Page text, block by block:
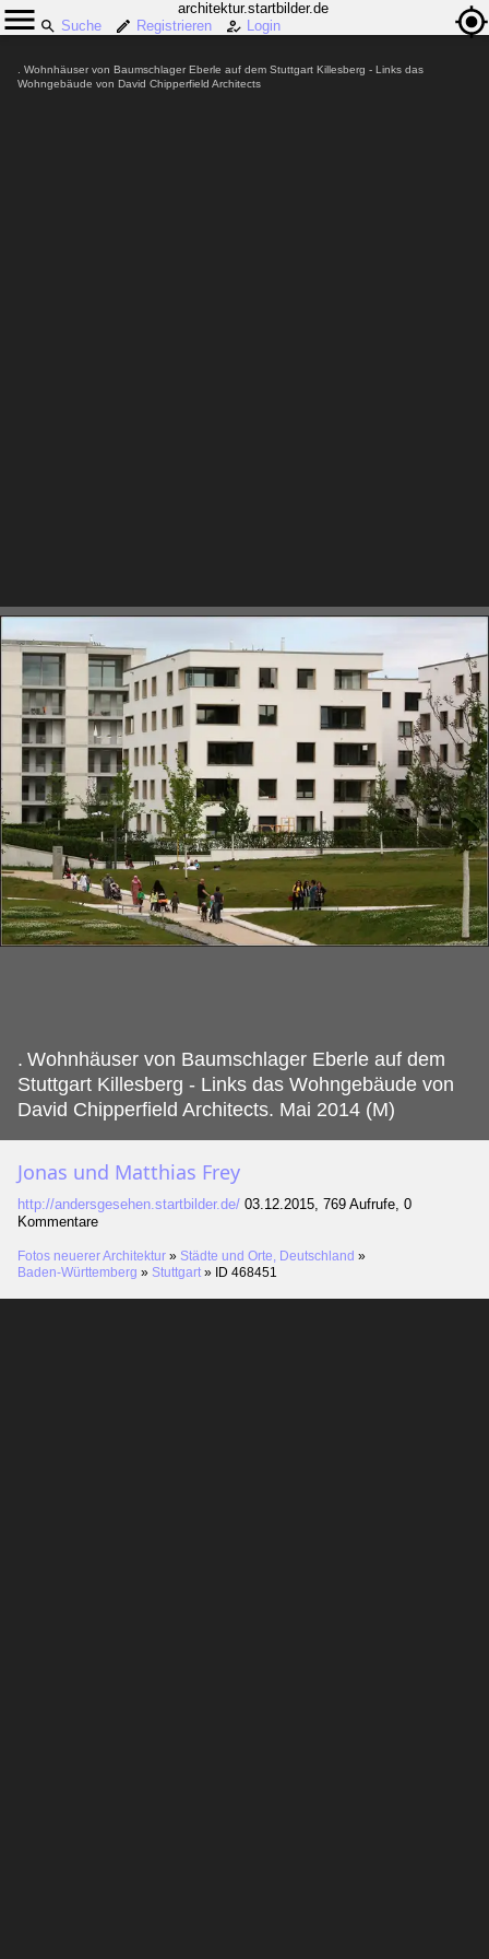
architektur.startbilder.de
Suche
Registrieren Login
. Wohnhäuser von Baumschlager Eberle auf dem Stuttgart Killesberg - Links das
Wohngebäude von David Chipperfield Architects
. Wohnhäuser von Baumschlager Eberle auf dem
Stuttgart Killesberg - Links das Wohngebäude von
David Chipperfield Architects. Mai 2014 (M)
Jonas und Matthias Frey
http://andersgesehen.startbilder.de/ 03.12.2015, 769 Aufrufe, 0
Kommentare
Fotos neuerer Architektur » Städte und Orte, Deutschland »
Baden-Württemberg » Stuttgart » ID 468451